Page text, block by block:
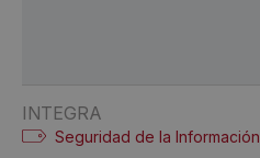
INTEGRA
Seguridad de la Información